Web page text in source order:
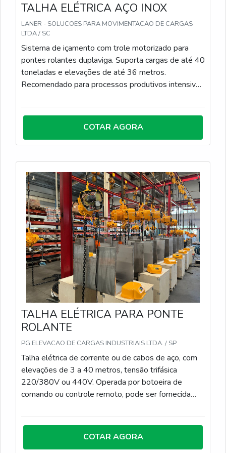
TALHA ELÉTRICA AÇO INOX
LANER - SOLUCOES PARA MOVIMENTACAO DE CARGAS
LTDA / SC
Sistema de içamento com trole motorizado para
pontes rolantes duplaviga. Suporta cargas de até 40
toneladas e elevações de até 36 metros.
Recomendado para processos produtivos intensivos
talha possui os seguintes itens de série: ✔ Talha e
elevação; ✔ Inversor de frequência na direção; ✔
Contator na elevação; ✔ Protetor térmico nos
frenagem na direção; ✔ Microvelocidade para
posicionamento de cargas; ✔ Dispositivo de
sobrecarga; ✔ Fim de curso na elevação e direção; ✔
Monitoramento de carga com Load-Master²; ✔
Batentes mecânicos na direção.
COTAR AGORA
TALHA ELÉTRICA PARA PONTE
ROLANTE
PG ELEVACAO DE CARGAS INDUSTRIAIS LTDA. / SP
Talha elétrica de corrente ou de cabos de aço, com
elevações de 3 a 40 metros, tensão trifásica
220/380V ou 440V. Operada por botoeira de
comando ou controle remoto, pode ser fornecida
monovias, pórticos móveis ou ponte rolante.
COTAR AGORA